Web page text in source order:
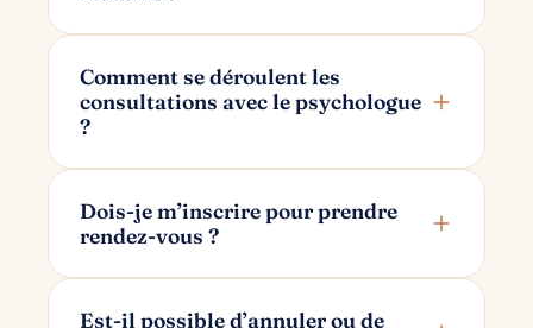
conseil privé ; pour cette raison, les frais
ne sont pas pris en charge par les
assurances maladie.
Comment se déroulent les
consultations avec le psychologue
?
via Google Meet. Après avoir pris votre
rendez-vous, un lien de consultation
Dois-je m’inscrire pour prendre
rendez-vous ?
d’indiquer votre nom et votre adresse e-
Est-il possible d’annuler ou de